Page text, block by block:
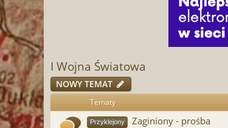
I Wojna Światowa
NOWY TEMAT
Tematy
Przyklejony Zaginiony - prośba